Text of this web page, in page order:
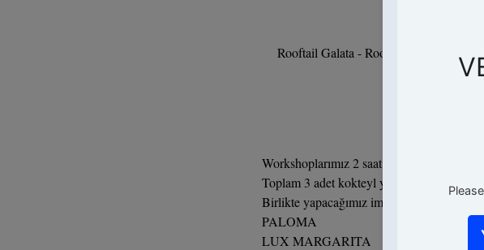
Rooftail Galata - Root Hotel,
Workshoplarımız 2 saat sürüyor.
Toplam 3 adet kokteyl yapıp tüketiyor
Birlikte yapacağımız imza kokteyller;
PALOMA
LUX MARGARITA